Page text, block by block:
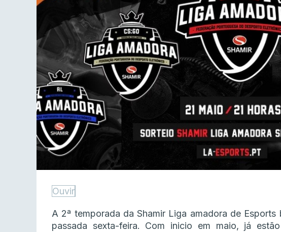
Ouvir
A 2ª temporada da Shamir Liga amadora de
passada sexta-feira. Com inicio em maio, já